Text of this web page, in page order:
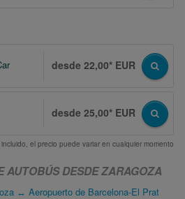
desde 22,00* EUR
desde 25,00* EUR
incluido, el precio puede variar en cualquier momento
AUTOBÚS DESDE ZARAGOZA
↔ Aeropuerto de Barcelona-El Prat